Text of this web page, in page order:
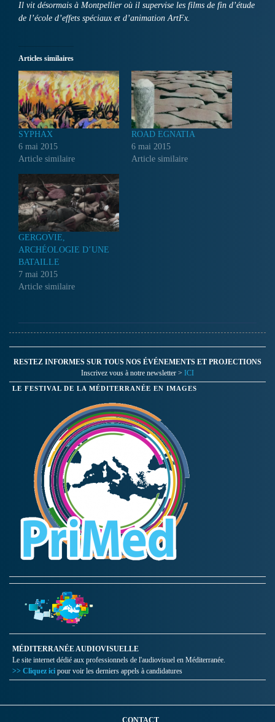
Il vit désormais à Montpellier où il supervise les films de fin d’étude
de l’école d’effets spéciaux et d’animation ArtFx.
Articles similaires
SYPHAX
6 mai 2015
Article similaire
ROAD EGNATIA
6 mai 2015
Article similaire
GERGOVIE,
ARCHÉOLOGIE D’UNE
BATAILLE
7 mai 2015
Article similaire
RESTEZ INFORMES SUR TOUS NOS ÉVÉNEMENTS ET PROJECTIONS
Inscrivez vous à notre newsletter > ICI
LE FESTIVAL DE LA MÉDITERRANÉE EN IMAGES
MÉDITERRANÉE AUDIOVISUELLE
Le site internet dédié aux professionnels de l'audiovisuel en Méditerranée.
>> Cliquez ici pour voir les derniers appels à candidatures
CONTACT